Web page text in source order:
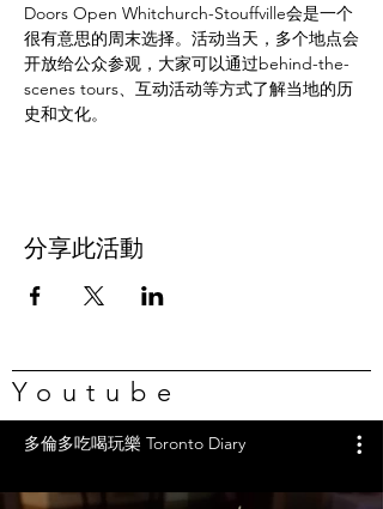
Doors Open Whitchurch-Stouffville会是一个
很有意思的周末选择。活动当天，多个地点会
开放给公众参观，大家可以通过behind-the-
scenes tours、互动活动等方式了解当地的历
史和文化。
分享此活動
Youtube
多倫多吃喝玩樂 Toronto Diary